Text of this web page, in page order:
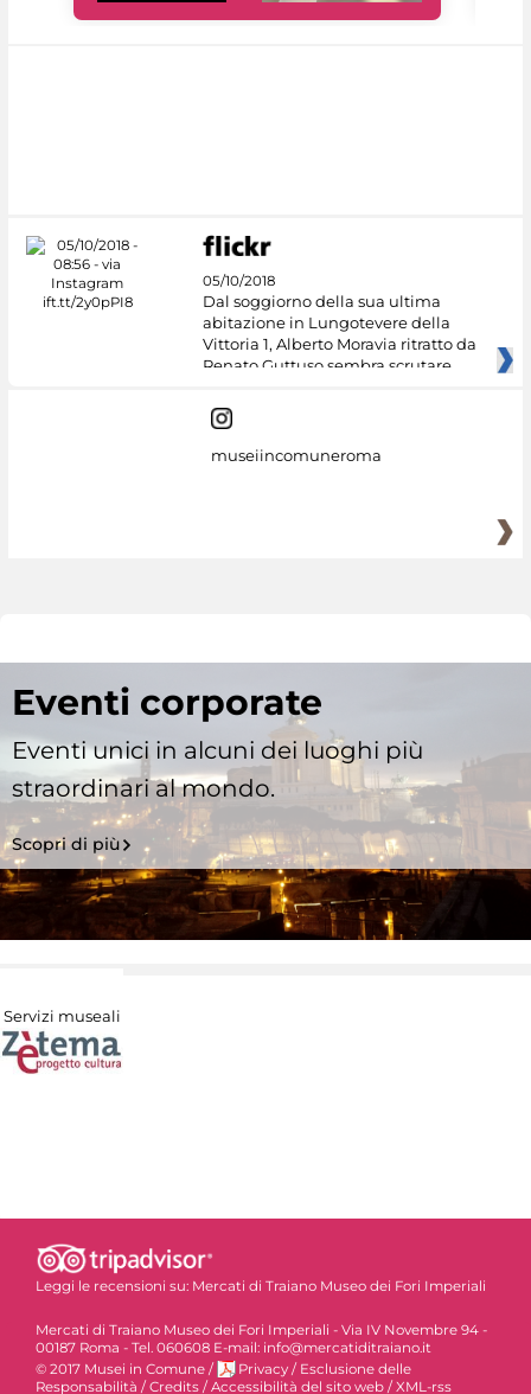
05/10/2018
Dal soggiorno della sua ultima
abitazione in Lungotevere della
Vittoria 1, Alberto Moravia ritratto da
Renato Guttuso sembra scrutare
museiincomuneroma
Eventi corporate
Eventi unici in alcuni dei luoghi più
straordinari al mondo.
Scopri di più
Servizi museali
Leggi le recensioni su: Mercati di Traiano Museo dei Fori Imperiali
Mercati di Traiano Museo dei Fori Imperiali - Via IV Novembre 94 -
00187 Roma - Tel. 060608 E-mail: info@mercatiditraiano.it
© 2017 Musei in Comune / Privacy / Esclusione delle
Responsabilità / Credits / Accessibilità del sito web / XML-rss